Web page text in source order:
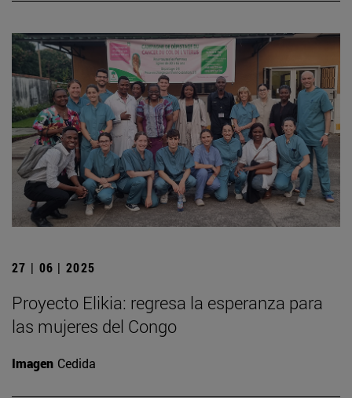
27 | 06 | 2025
Proyecto Elikia: regresa la esperanza para
las mujeres del Congo
Imagen Cedida